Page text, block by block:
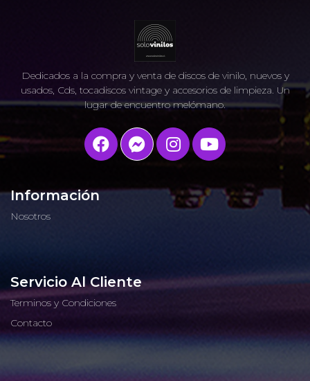
Dedicados a la compra y venta de discos de vinilo, nuevos y
usados, Cds, tocadiscos vintage y accesorios de limpieza. Un
lugar de encuentro melómano.
Información
Nosotros
Servicio Al Cliente
Terminos y Condiciones
Contacto